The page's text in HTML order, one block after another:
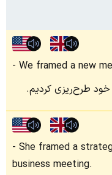
We framed a new
طرح‌ریزی کردیم.
She framed a
business meeting.